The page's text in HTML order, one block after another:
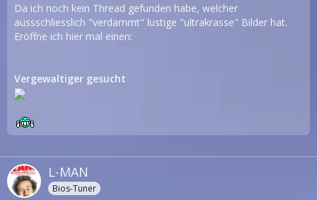
Da ich noch kein Thread gefunden habe, welcher
aussschliesslich "verdammt" lustige "ultrakrasse" Bilder hat.
Eröffne ich hier mal einen:
Vergewaltiger gesucht
L-MAN
Bios-Tuner